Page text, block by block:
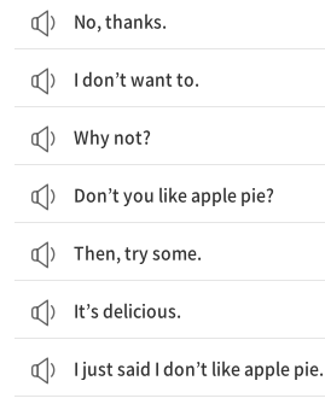
No, thanks.
I don’t want to.
Why not?
Don’t you like apple pie?
Then, try some.
It’s delicious.
I just said I don’t like apple pie.